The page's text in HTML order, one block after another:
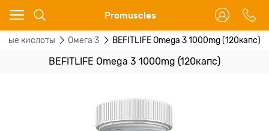
Promuscles
кислоты Омега 3 BEFITLIFE Omega 3 1000mg (120капс)
BEFITLIFE Omega 3 1000mg (120капс)
Ваш город - Москва,
угадали?
ДА НЕТ